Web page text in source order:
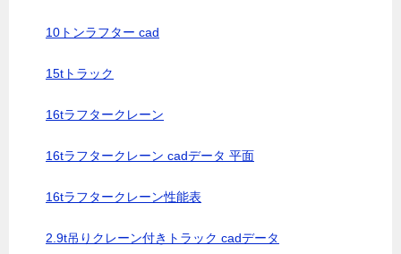
10トンラフター cad
15tトラック
16tラフタークレーン
16tラフタークレーン cadデータ 平面
16tラフタークレーン性能表
2.9t吊りクレーン付きトラック cadデータ